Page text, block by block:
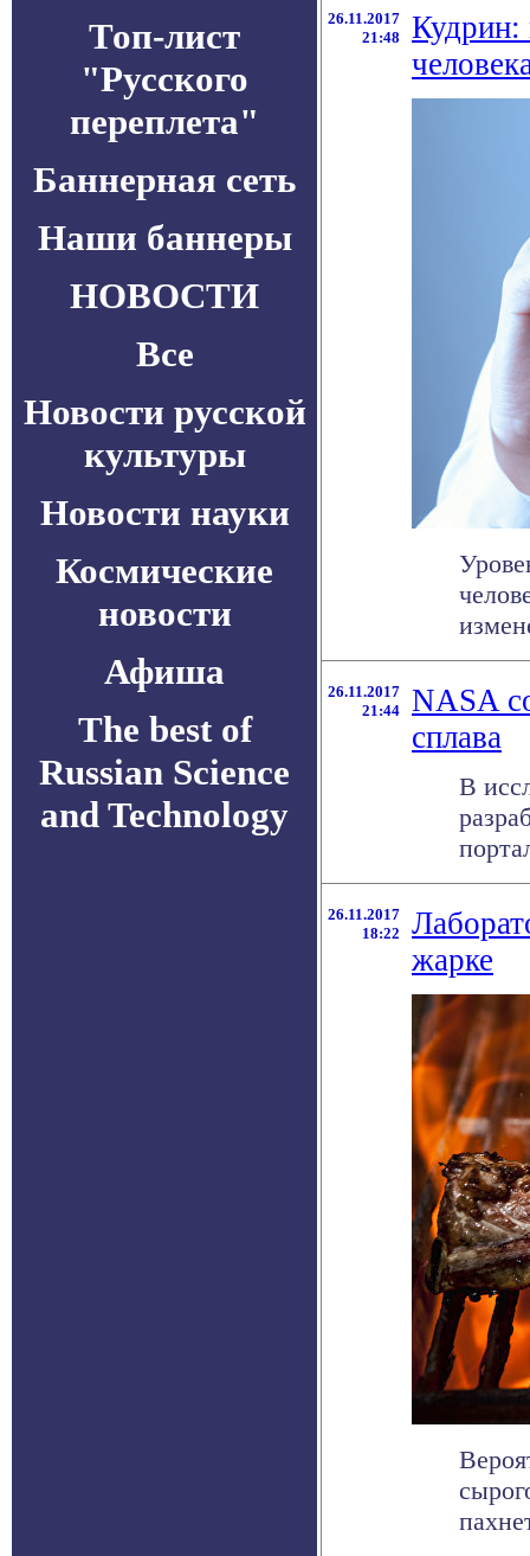
Топ-лист
"Русского
переплета"
Баннерная сеть
Наши баннеры
НОВОСТИ
Все
Новости русской
культуры
Новости науки
Космические
новости
Афиша
The best of
Russian Science
and Technology
26.11.2017
21:48
Кудрин:
26.11.2017
21:44
NASA
сплава
В
26.11.2017
18:22
жарке